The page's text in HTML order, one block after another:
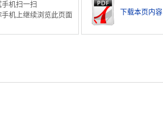
手机扫一扫
手机上继续浏览此页面
下载本页内容